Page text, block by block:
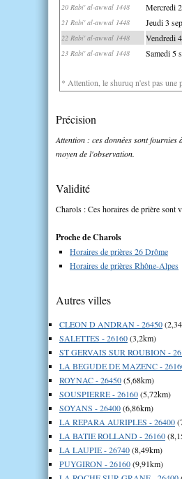
20 Rabi' al-awwal 1448 Mercredi
21 Rabi' al-awwal 1448 Jeudi 3
22 Rabi' al-awwal 1448 Vendredi
23 Rabi' al-awwal 1448 Samedi 5
* Attention, le shuruq n'est pas une
Précision
Attention : ces données sont
moyen de l'observation.
Validité
Charols : Ces horaires de prière sont
Proche de Charols
Horaires de prières 26 Drôme
Horaires de prières Rhône-Alpes
Autres villes
CLEON D ANDRAN - 26450
SALETTES - 26160(3,2km)
ST GERVAIS SUR ROUBION -
LA BEGUDE DE MAZENC -
ROYNAC - 26450(5,68km)
SOUSPIERRE - 26160(5,72km)
SOYANS - 26400(6,86km)
LA REPARA AURIPLES - 26400
LA BATIE ROLLAND - 26160
LA LAUPIE - 26740(8,49km)
PUYGIRON - 26160(9,91km)